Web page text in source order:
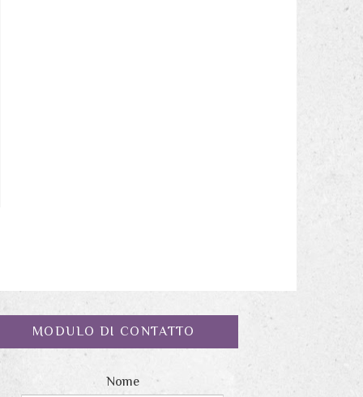
MODULO DI CONTATTO
Nome